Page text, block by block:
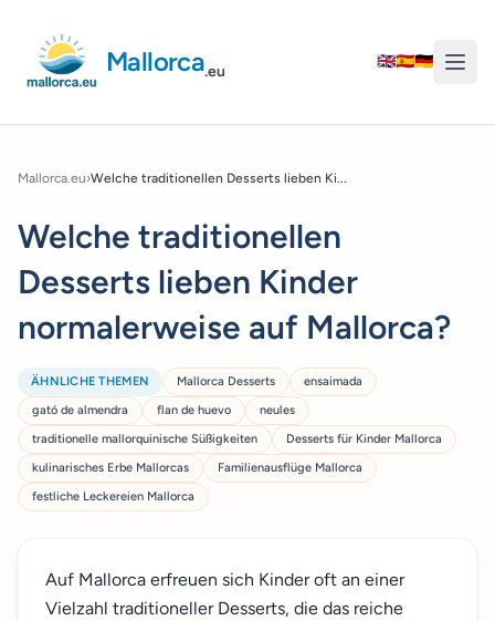
Mallorca.eu
🇬🇧🇪🇸🇩🇪
Mallorca.eu›Welche traditionellen Desserts lieben Ki...
Welche traditionellen
Desserts lieben Kinder
normalerweise auf Mallorca?
ÄHNLICHE THEMEN Mallorca Desserts
ensaimada
gató de almendra
flan de huevo
neules
traditionelle mallorquinische Süßigkeiten
Desserts für Kinder Mallorca
kulinarisches Erbe Mallorcas
Familienausflüge Mallorca
festliche Leckereien Mallorca
Auf Mallorca erfreuen sich Kinder oft an einer
Vielzahl traditioneller Desserts, die das reiche